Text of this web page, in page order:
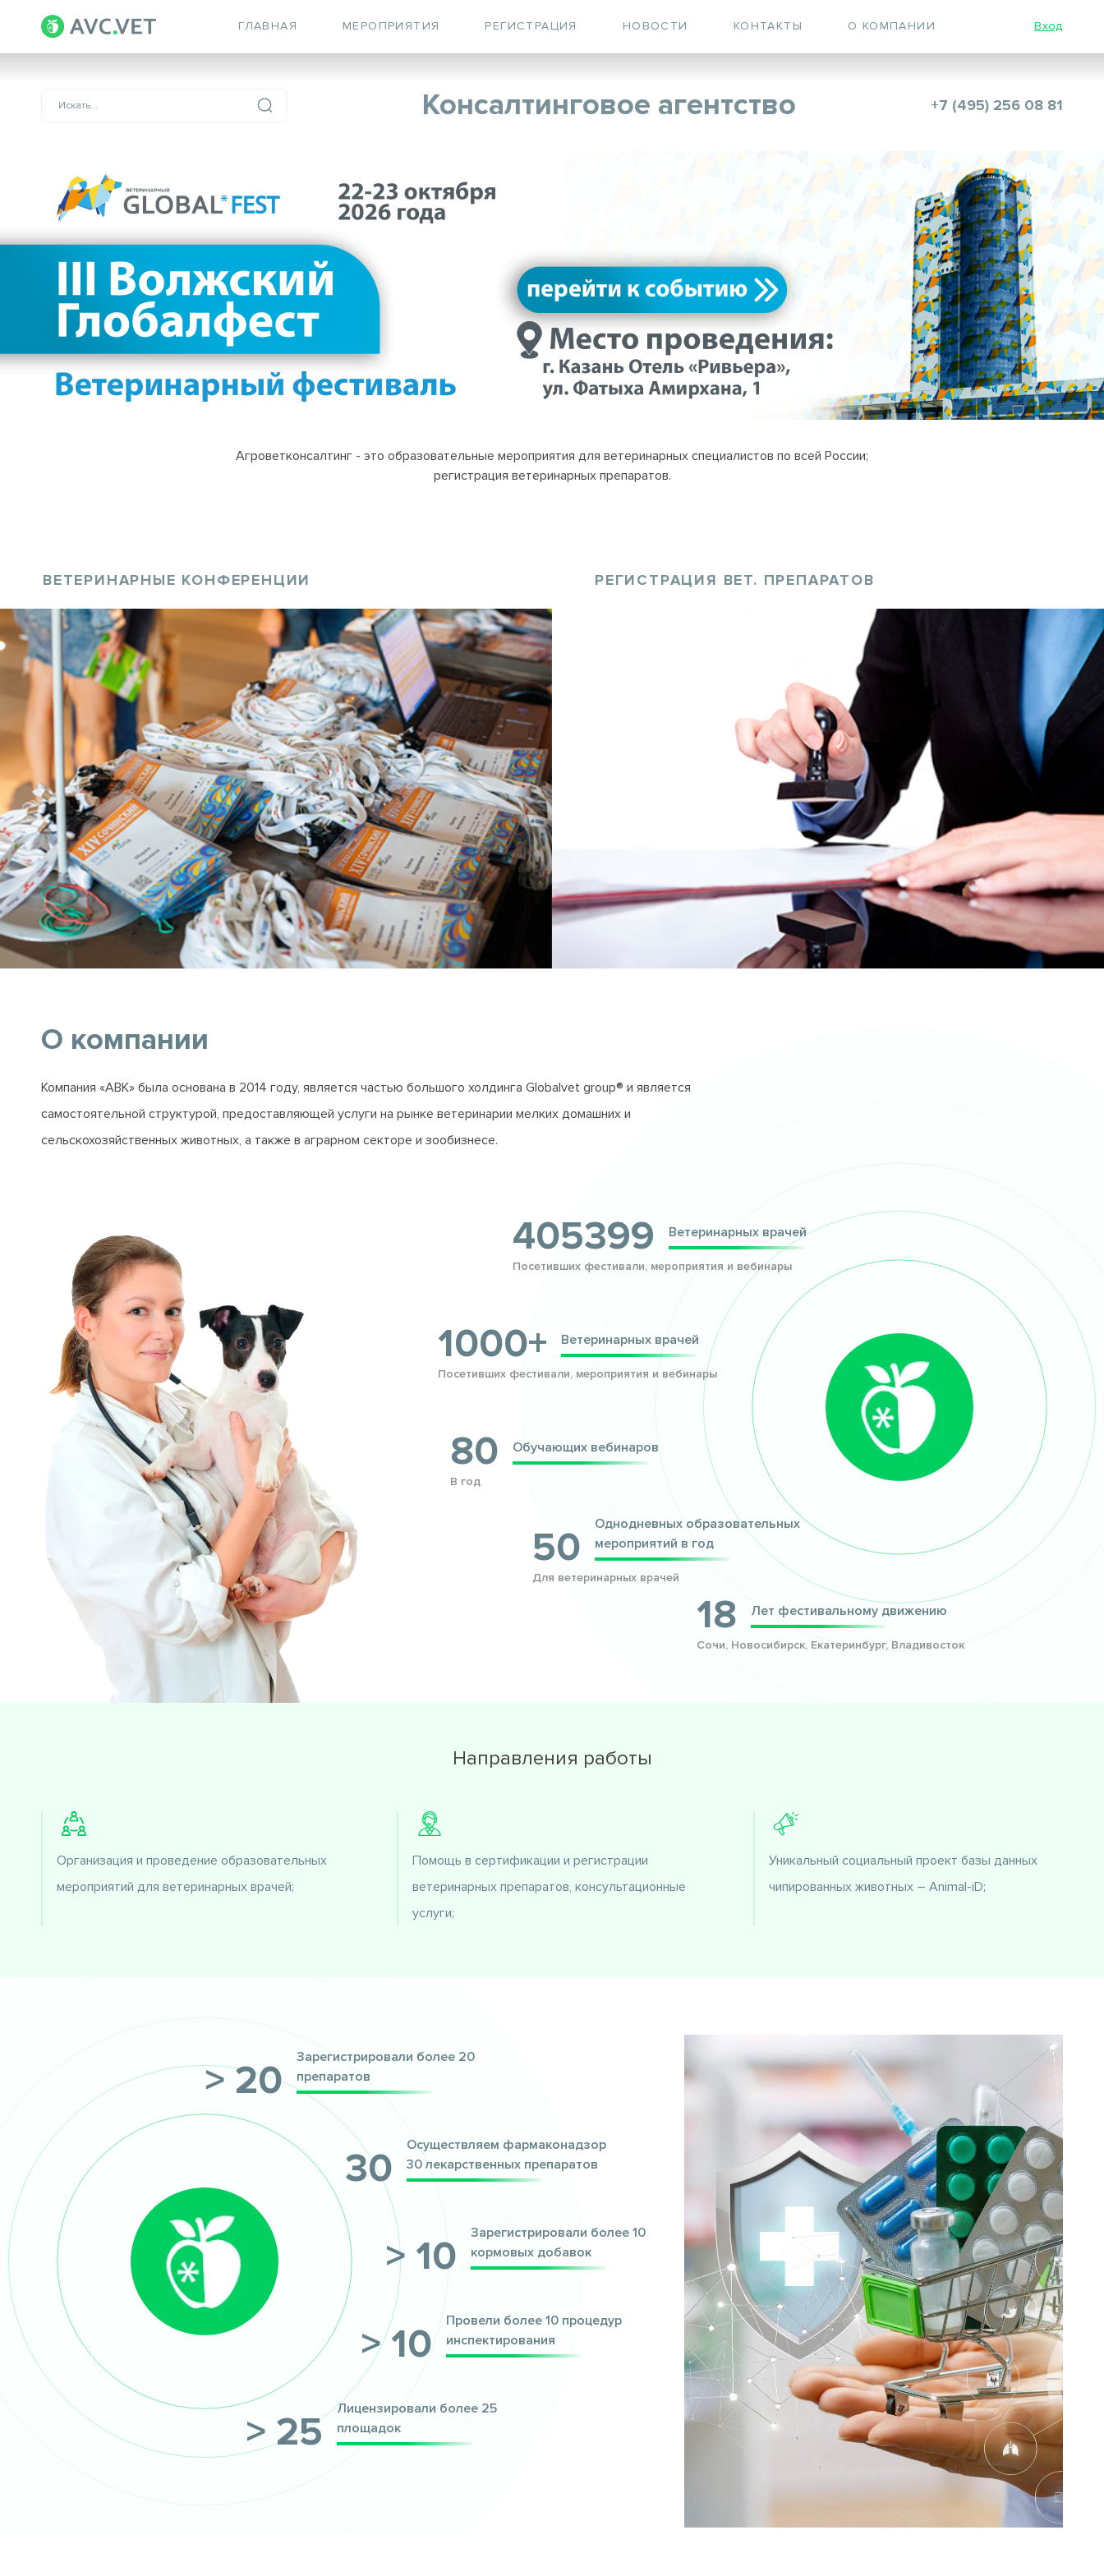
ГЛАВНАЯ МЕРОПРИЯТИЯ РЕГИСТРАЦИЯ НОВОСТИ КОНТАКТЫ О КОМПАНИИ Вход
Консалтинговое агентство +7 (495) 256 08 81
Агроветконсалтинг - это образовательные мероприятия для ветеринарных специалистов по всей России;
регистрация ветеринарных препаратов.
ВЕТЕРИНАРНЫЕ КОНФЕРЕНЦИИ РЕГИСТРАЦИЯ ВЕТ. ПРЕПАРАТОВ
О компании
Компания «АВК» была основана в 2014 году, является частью большого холдинга Globalvet group® и является
самостоятельной структурой, предоставляющей услуги на рынке ветеринарии мелких домашних и
сельскохозяйственных животных, а также в аграрном секторе и зообизнесе.
405399 Ветеринарных врачей
Посетивших фестивали, мероприятия и вебинары
1000+ Ветеринарных врачей
Посетивших фестивали, мероприятия и вебинары
80 Обучающих вебинаров
В год
50
Однодневных образовательных
мероприятий в год
Для ветеринарных врачей
18 Лет фестивальному движению
Сочи, Новосибирск, Екатеринбург, Владивосток
Направления работы
Организация и проведение образовательных
мероприятий для ветеринарных врачей;
Помощь в сертификации и регистрации
ветеринарных препаратов, консультационные
услуги;
Уникальный социальный проект базы данных
чипированных животных – Animal-iD;
> 20
Зарегистрировали более 20
препаратов
30
Осуществляем фармаконадзор
30 лекарственных препаратов
> 10
Зарегистрировали более 10
кормовых добавок
> 10
Провели более 10 процедур
инспектирования
> 25
Лицензировали более 25
площадок